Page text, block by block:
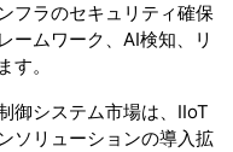
フラのセキュリティ確保
ームワーク、AI検知、リ
す。
御システム市場は、IIoT
ソリューションの導入拡